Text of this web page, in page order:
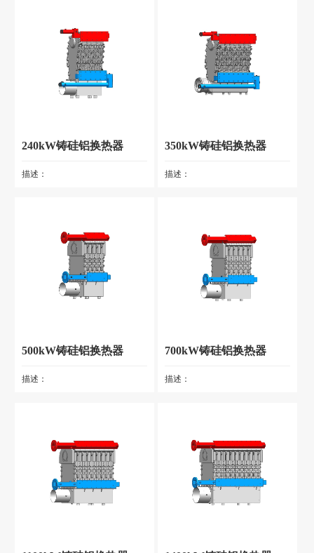
240kW铸硅铝换热器
描述：
350kW铸硅铝换热器
描述：
500kW铸硅铝换热器
描述：
700kW铸硅铝换热器
描述：